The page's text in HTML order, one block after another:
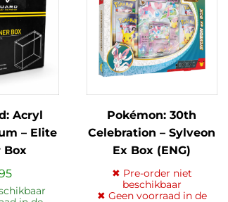
Acryl
– Elite
Box
Pokémon: 30th
Celebration – Sylveon
Ex Box (ENG)
✖ Pre-order niet
beschikbaar
✖ Geen voorraad in de